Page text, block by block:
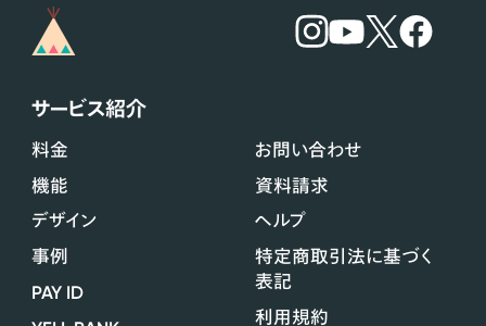
サービス紹介
料金
機能
デザイン
事例
PAY ID
お問い合わせ
資料請求
ヘルプ
特定商取引法に基づく
表記
利用規約